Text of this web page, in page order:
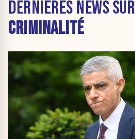
DERNIÈRES NEWS SUR
CRIMINALITÉ